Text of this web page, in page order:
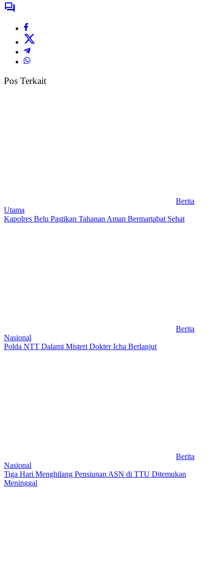
Pos Terkait
Berita
Utama
Kapolres Belu Pastikan Tahanan Aman Bermartabat Sehat
Berita
Nasional
Polda NTT Dalami Misteri Dokter Icha Berlanjut
Berita
Nasional
Tiga Hari Menghilang Pensiunan ASN di TTU Ditemukan
Meninggal